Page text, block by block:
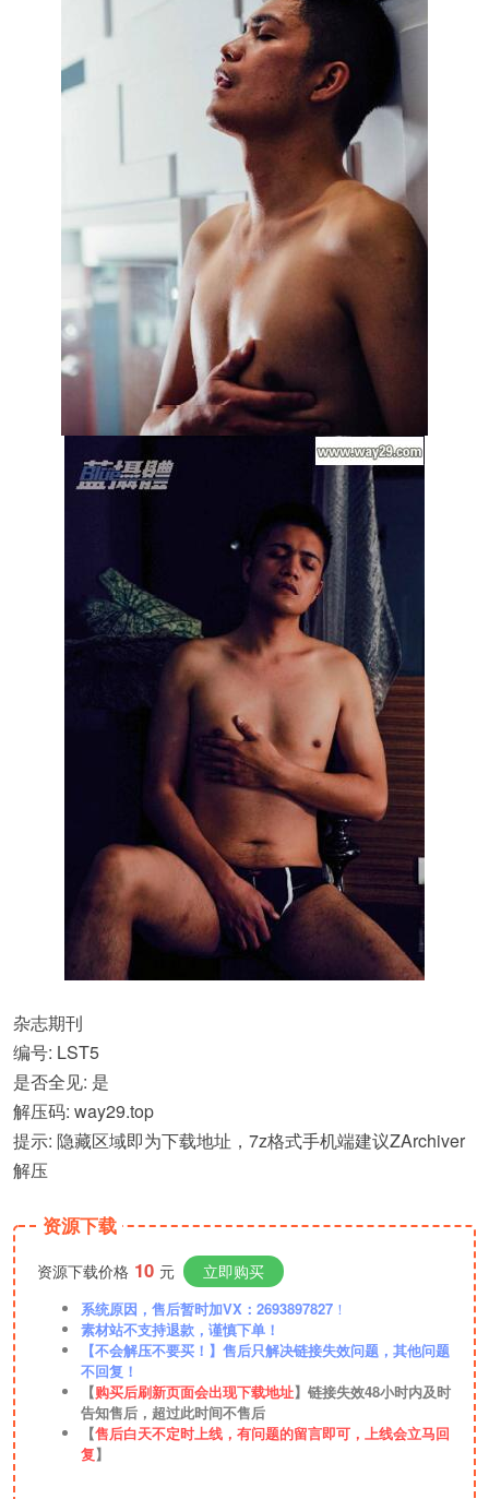
杂志期刊
编号: LST5
是否全见: 是
解压码: way29.top
提示: 隐藏区域即为下载地址，7z格式手机端建议ZArchiver
解压
资源下载
资源下载价格 10 元 立即购买
系统原因，售后暂时加VX：2693897827 ！
素材站不支持退款，谨慎下单！
【不会解压不要买！】售后只解决链接失效问题，其他问题
不回复！
【购买后刷新页面会出现下载地址】链接失效48小时内及时
告知售后，超过此时间不售后
【售后白天不定时上线，有问题的留言即可，上线会立马回
复】